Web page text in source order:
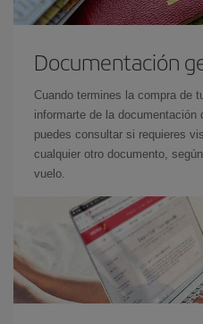
Documentación
Cuando termines la compra de
informarte de la documentación
puedes consultar si requieres
cualquier otro documento,
vuelo.